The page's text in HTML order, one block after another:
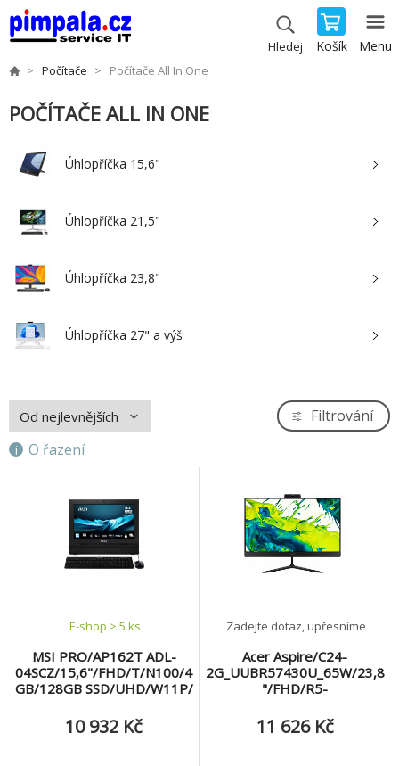
Hledej Košík Menu
Počítače Počítače All In One
POČÍTAČE ALL IN ONE
Úhlopříčka 15,6"
Úhlopříčka 21,5"
Úhlopříčka 23,8"
Úhlopříčka 27" a výš
O řazení
Filtrování
MSI PRO/AP162T ADL-
04SCZ/15,6"/FHD/T/N100/4
GB/128GB SSD/UHD/W11P/
E-shop > 5 ks
10 932 Kč
Acer Aspire/C24-
2G_UUBR57430U_65W/23,8
"/FHD/R5-
int/bez OS/Černá/2R
Zadejte dotaz, upřesníme
11 626 Kč